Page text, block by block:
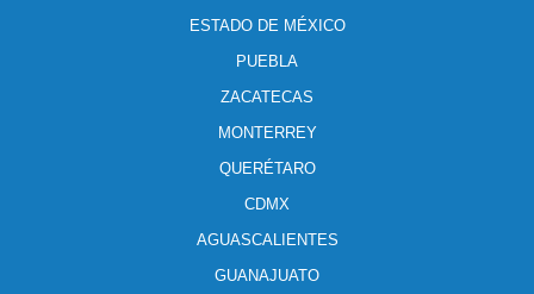
ESTADO DE MÉXICO
PUEBLA
ZACATECAS
MONTERREY
QUERÉTARO
CDMX
AGUASCALIENTES
GUANAJUATO